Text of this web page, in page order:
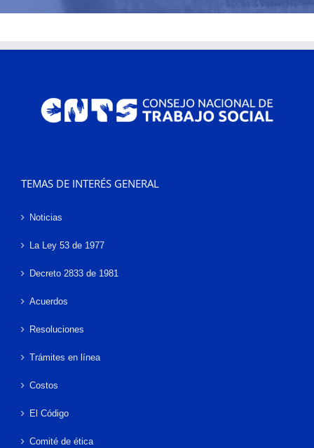
TEMAS DE INTERÉS GENERAL
Noticias
La Ley 53 de 1977
Decreto 2833 de 1981
Acuerdos
Resoluciones
Trámites en línea
Costos
El Código
Comité de ética